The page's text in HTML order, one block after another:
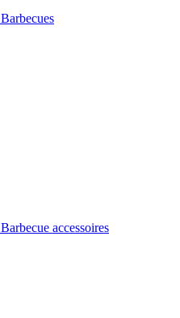
Barbecues
Barbecue accessoires